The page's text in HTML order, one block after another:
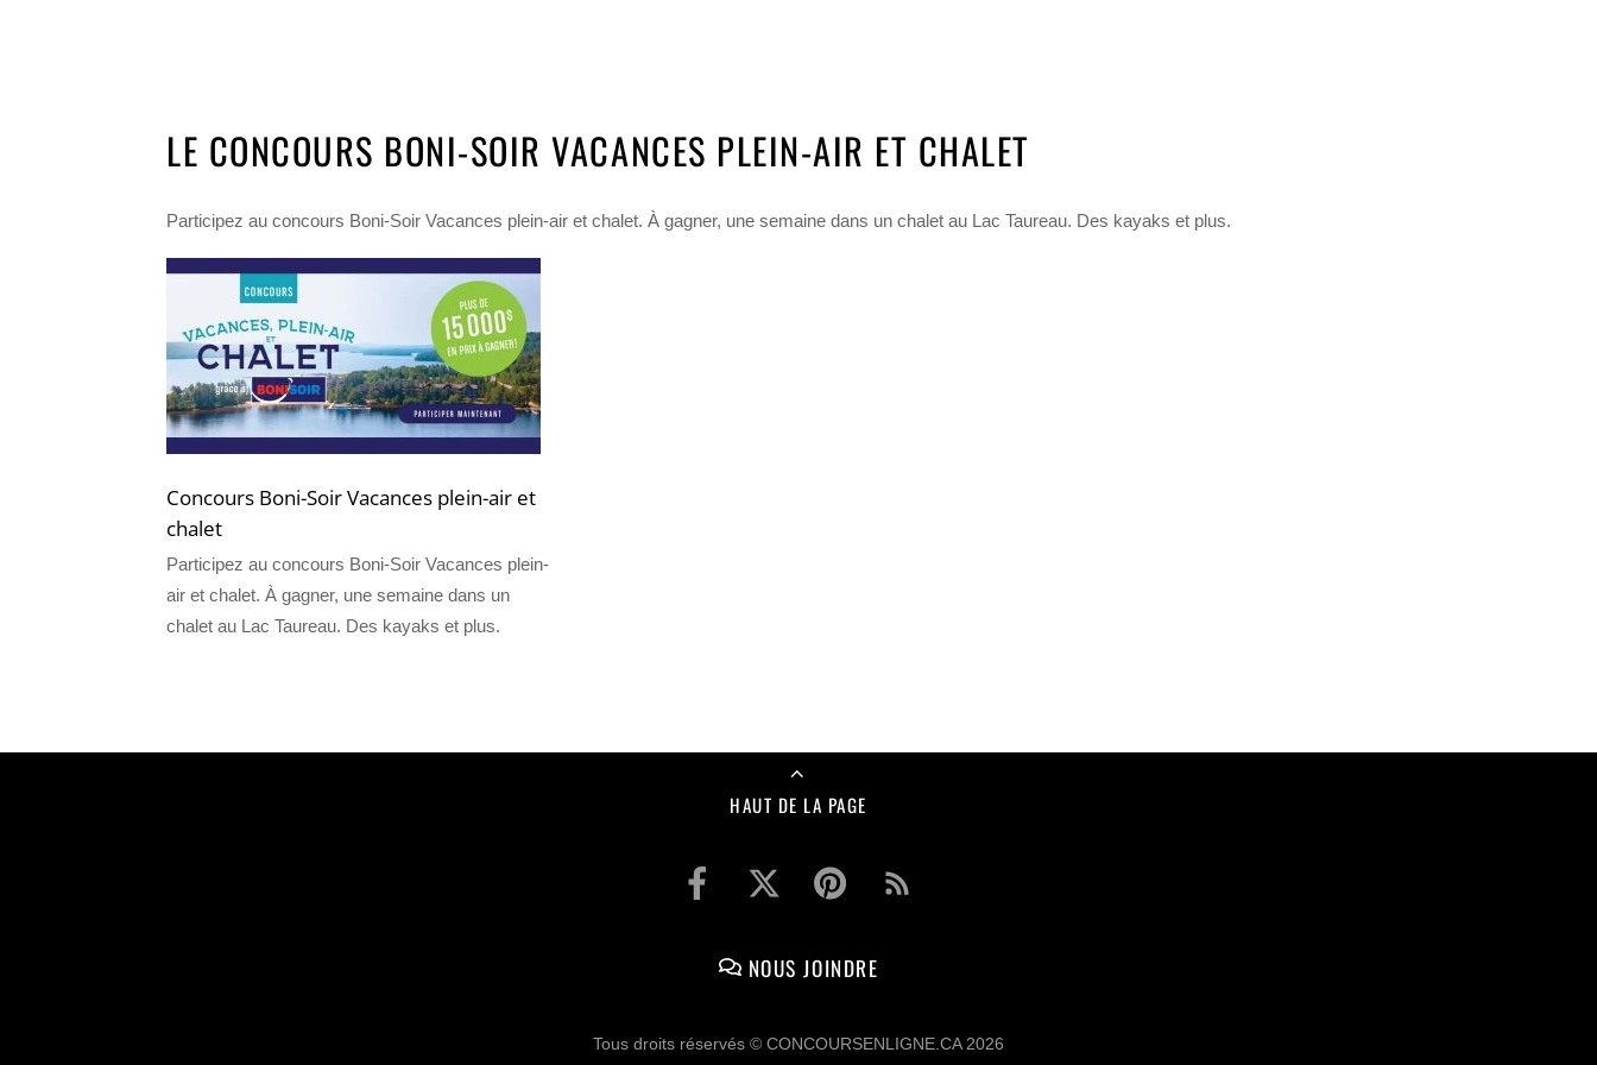
LE CONCOURS BONI-SOIR VACANCES PLEIN-AIR ET CHALET
Participez au concours Boni-Soir Vacances plein-air et chalet. À gagner, une semaine dans un chalet au Lac Taureau. Des kayaks et plus.
Concours Boni-Soir Vacances plein-air et
chalet
Participez au concours Boni-Soir Vacances plein-
air et chalet. À gagner, une semaine dans un
chalet au Lac Taureau. Des kayaks et plus.
HAUT DE LA PAGE
NOUS JOINDRE
Tous droits réservés © CONCOURSENLIGNE.CA 2026